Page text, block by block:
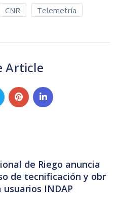
CNR Telemetría
Article
de Riego anuncia
de tecnificación y obr
INDAP